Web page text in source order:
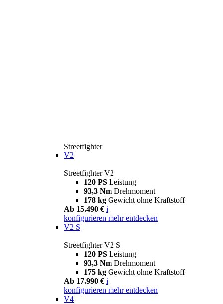
Streetfighter
V2
Streetfighter V2
120 PS Leistung
93,3 Nm Drehmoment
178 kg Gewicht ohne Kraftstoff
Ab 15.490 € i
konfigurieren mehr entdecken
V2 S
Streetfighter V2 S
120 PS Leistung
93,3 Nm Drehmoment
175 kg Gewicht ohne Kraftstoff
Ab 17.990 € i
konfigurieren mehr entdecken
V4